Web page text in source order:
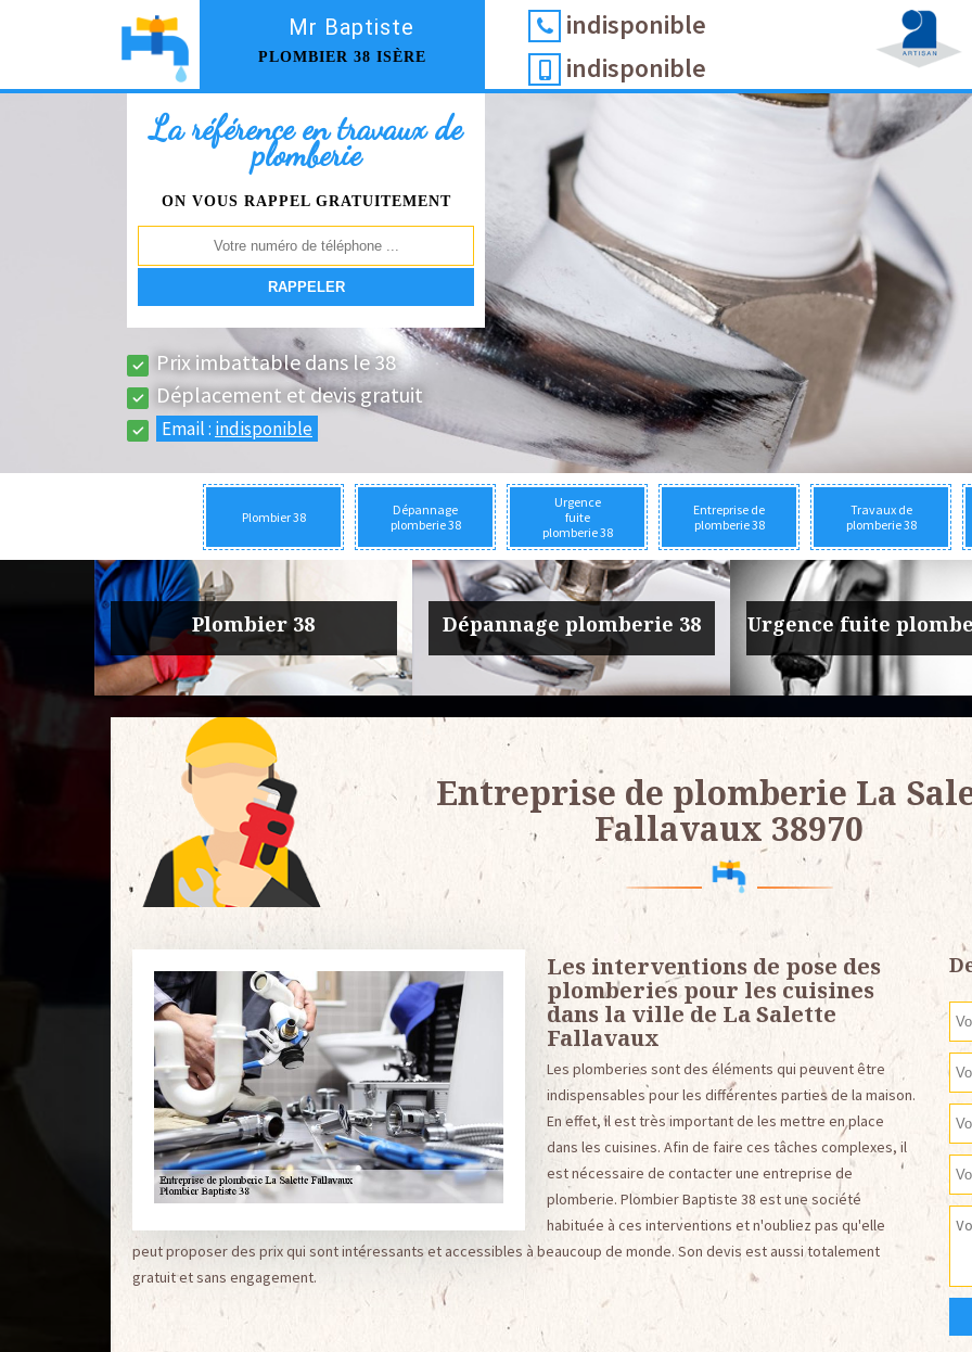
Mr Baptiste
PLOMBIER 38 ISÈRE
indisponible
indisponible
La référence en travaux de
plomberie
ON VOUS RAPPEL GRATUITEMENT
Prix imbattable dans le 38
Déplacement et devis gratuit
Email : indisponible
Plombier 38
Dépannage
plomberie 38
Urgence
fuite
plomberie 38
Entreprise de
plomberie 38
Travaux de
plomberie 38
Urgence fuite plomberie 38 Entreprise de plomberie 38 Travaux de
Entreprise de plomberie La
Fallavaux 38970
Les interventions de pose des
plomberies pour les cuisines
dans la ville de La Salette
Fallavaux
Les plomberies sont des éléments qui peuvent être
indispensables pour les différentes parties de la maison.
En effet, il est très important de les mettre en place
dans les cuisines. Afin de faire ces tâches complexes, il
est nécessaire de contacter une entreprise de
plomberie. Plombier Baptiste 38 est une société
habituée à ces interventions et n'oubliez pas qu'elle
peut proposer des prix qui sont intéressants et accessibles à beaucoup de monde. Son devis est aussi totalement
gratuit et sans engagement.